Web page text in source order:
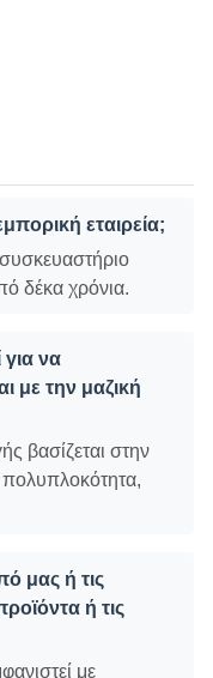
εταιρεία;
δέκα χρόνια.
να
με την μαζική
βασίζεται στην
πολυπλοκότητα,
μας ή τις
ή τις
με